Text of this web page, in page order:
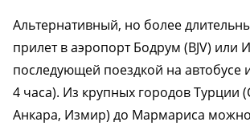
Альтернативный, но более
прилет в аэропорт Бодрум (BJV) или
последующей поездкой на автобусе
4 часа). Из крупных городов Турции
Анкара, Измир) до Мармариса можно